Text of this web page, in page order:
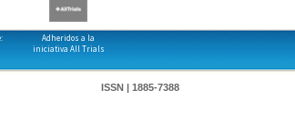
Adheridos a la
iniciativa All Trials
ISSN | 1885-7388